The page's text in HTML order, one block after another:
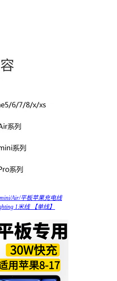
Air/平板苹果充电线
1米线 【单线】